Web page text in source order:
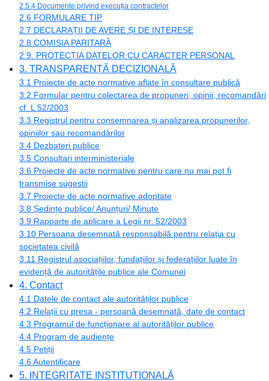
2.5.4 Documente privind execuția contractelor
2.6 FORMULARE TIP
2.7 DECLARAȚII DE AVERE ȘI DE INTERESE
2.8 COMISIA PARITARĂ
2.9. PROTECȚIA DATELOR CU CARACTER PERSONAL
3. TRANSPARENȚĂ DECIZIONALĂ
3.1 Proiecte de acte normative aflate în consultare publică
3.2 Formular pentru colectarea de propuneri, opinii, recomandări
cf. L 52/2003
3.3 Registrul pentru consemnarea și analizarea propunerilor,
opiniilor sau recomandărilor
3.4 Dezbateri publice
3.5 Consultari interministeriale
3.6 Proiecte de acte normative pentru care nu mai pot fi
transmise sugestii
3.7 Proiecte de acte normative adoptate
3.8 Ședințe publice/ Anunțuri/ Minute
3.9 Rapoarte de aplicare a Legii nr. 52/2003
3.10 Persoana desemnată responsabilă pentru relația cu
societatea civilă
3.11 Registrul asociațiilor, fundațiilor și federațiilor luate în
evidență de autoritățile publice ale Comunei
4. Contact
4.1 Datele de contact ale autorităților publice
4.2 Relații cu presa - persoană desemnată, date de contact
4.3 Programul de funcționare al autorităților publice
4.4 Program de audiențe
4.5 Petiții
4.6 Autentificare
5. INTEGRITATE INSTITUȚIONALĂ